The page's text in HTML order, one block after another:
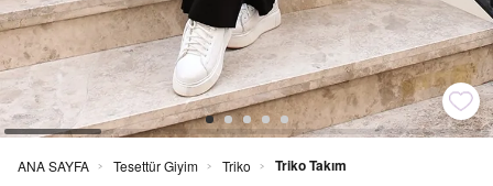
ANA SAYFA > Tesettür Giyim > Triko > Triko Takım